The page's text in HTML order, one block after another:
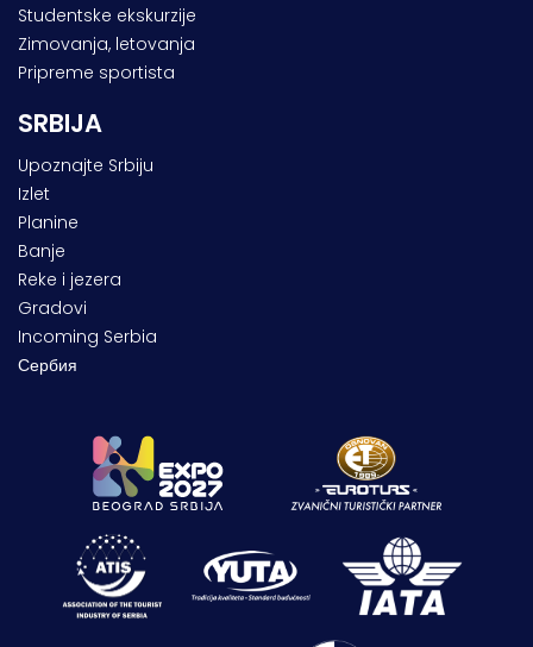
Studentske ekskurzije
Zimovanja, letovanja
Pripreme sportista
SRBIJA
Upoznajte Srbiju
Izlet
Planine
Banje
Reke i jezera
Gradovi
Incoming Serbia
Сербия